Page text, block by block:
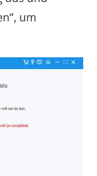
um